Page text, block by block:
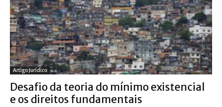
Artigo Jurídico
Desafio da teoria do mínimo existencial
e os direitos fundamentais